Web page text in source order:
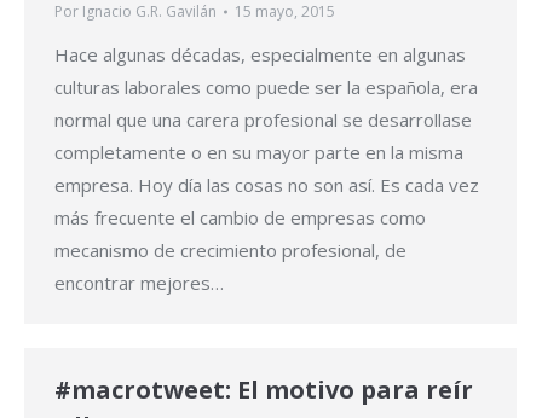
Por Ignacio G.R. Gavilán 15 mayo, 2015
Hace algunas décadas, especialmente en algunas
culturas laborales como puede ser la española, era
normal que una carera profesional se desarrollase
completamente o en su mayor parte en la misma
empresa. Hoy día las cosas no son así. Es cada vez
más frecuente el cambio de empresas como
mecanismo de crecimiento profesional, de
encontrar mejores…
#macrotweet: El motivo para reír